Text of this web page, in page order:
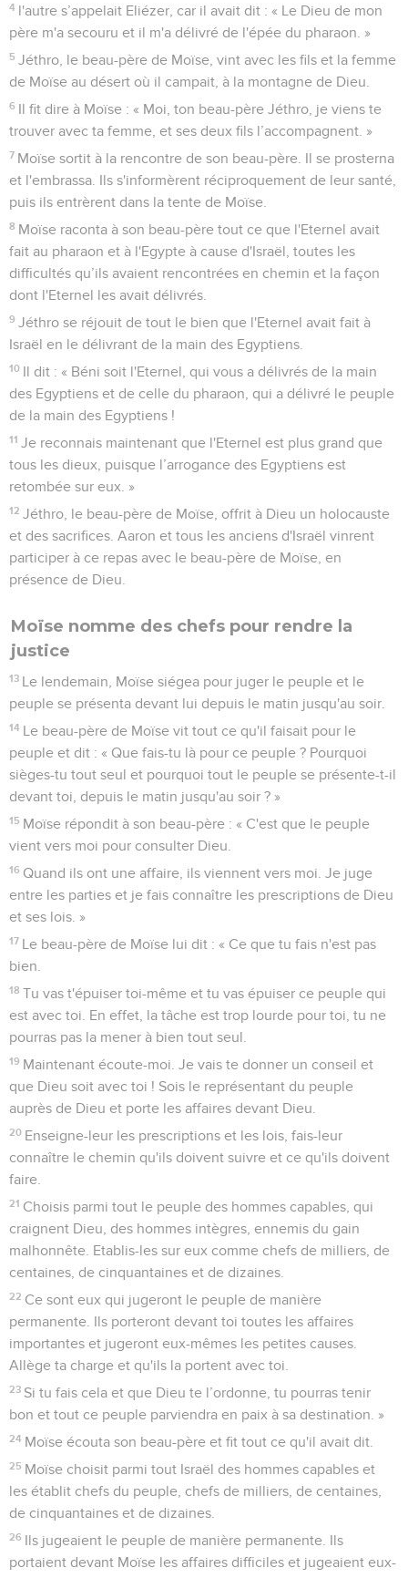
4 l'autre s’appelait Eliézer, car il avait dit : « Le Dieu de mon
père m'a secouru et il m'a délivré de l'épée du pharaon. »
5 Jéthro, le beau-père de Moïse, vint avec les fils et la femme
de Moïse au désert où il campait, à la montagne de Dieu.
6 Il fit dire à Moïse : « Moi, ton beau-père Jéthro, je viens te
trouver avec ta femme, et ses deux fils l’accompagnent. »
7 Moïse sortit à la rencontre de son beau-père. Il se prosterna
et l'embrassa. Ils s'informèrent réciproquement de leur santé,
puis ils entrèrent dans la tente de Moïse.
8 Moïse raconta à son beau-père tout ce que l'Eternel avait
fait au pharaon et à l'Egypte à cause d'Israël, toutes les
difficultés qu’ils avaient rencontrées en chemin et la façon
dont l'Eternel les avait délivrés.
9 Jéthro se réjouit de tout le bien que l'Eternel avait fait à
Israël en le délivrant de la main des Egyptiens.
10 Il dit : « Béni soit l'Eternel, qui vous a délivrés de la main
des Egyptiens et de celle du pharaon, qui a délivré le peuple
de la main des Egyptiens !
11 Je reconnais maintenant que l'Eternel est plus grand que
tous les dieux, puisque l’arrogance des Egyptiens est
retombée sur eux. »
12 Jéthro, le beau-père de Moïse, offrit à Dieu un holocauste
et des sacrifices. Aaron et tous les anciens d'Israël vinrent
participer à ce repas avec le beau-père de Moïse, en
présence de Dieu.
Moïse nomme des chefs pour rendre la
justice
13 Le lendemain, Moïse siégea pour juger le peuple et le
peuple se présenta devant lui depuis le matin jusqu'au soir.
14 Le beau-père de Moïse vit tout ce qu'il faisait pour le
peuple et dit : « Que fais-tu là pour ce peuple ? Pourquoi
sièges-tu tout seul et pourquoi tout le peuple se présente-t-il
devant toi, depuis le matin jusqu'au soir ? »
15 Moïse répondit à son beau-père : « C'est que le peuple
vient vers moi pour consulter Dieu.
16 Quand ils ont une affaire, ils viennent vers moi. Je juge
entre les parties et je fais connaître les prescriptions de Dieu
et ses lois. »
17 Le beau-père de Moïse lui dit : « Ce que tu fais n'est pas
bien.
18 Tu vas t'épuiser toi-même et tu vas épuiser ce peuple qui
est avec toi. En effet, la tâche est trop lourde pour toi, tu ne
pourras pas la mener à bien tout seul.
19 Maintenant écoute-moi. Je vais te donner un conseil et
que Dieu soit avec toi ! Sois le représentant du peuple
auprès de Dieu et porte les affaires devant Dieu.
20 Enseigne-leur les prescriptions et les lois, fais-leur
connaître le chemin qu'ils doivent suivre et ce qu'ils doivent
faire.
21 Choisis parmi tout le peuple des hommes capables, qui
craignent Dieu, des hommes intègres, ennemis du gain
malhonnête. Etablis-les sur eux comme chefs de milliers, de
centaines, de cinquantaines et de dizaines.
22 Ce sont eux qui jugeront le peuple de manière
permanente. Ils porteront devant toi toutes les affaires
importantes et jugeront eux-mêmes les petites causes.
Allège ta charge et qu'ils la portent avec toi.
23 Si tu fais cela et que Dieu te l’ordonne, tu pourras tenir
bon et tout ce peuple parviendra en paix à sa destination. »
24 Moïse écouta son beau-père et fit tout ce qu'il avait dit.
25 Moïse choisit parmi tout Israël des hommes capables et
les établit chefs du peuple, chefs de milliers, de centaines,
de cinquantaines et de dizaines.
26 Ils jugeaient le peuple de manière permanente. Ils
portaient devant Moïse les affaires difficiles et jugeaient eux-